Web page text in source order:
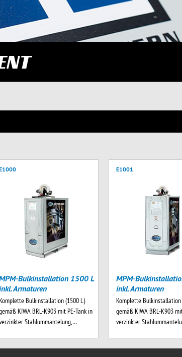
Bulkinstallation 1500 L
Armaturen
Bulkinstallation (1500 L)
KIWA BRL-K903 mit PE-Tank in
Stahlummantelung,…
E1001
MPM-
inkl. Armaturen
Komplette Bulkinstallation
gemäß KIWA BRL-K903
verzinkter